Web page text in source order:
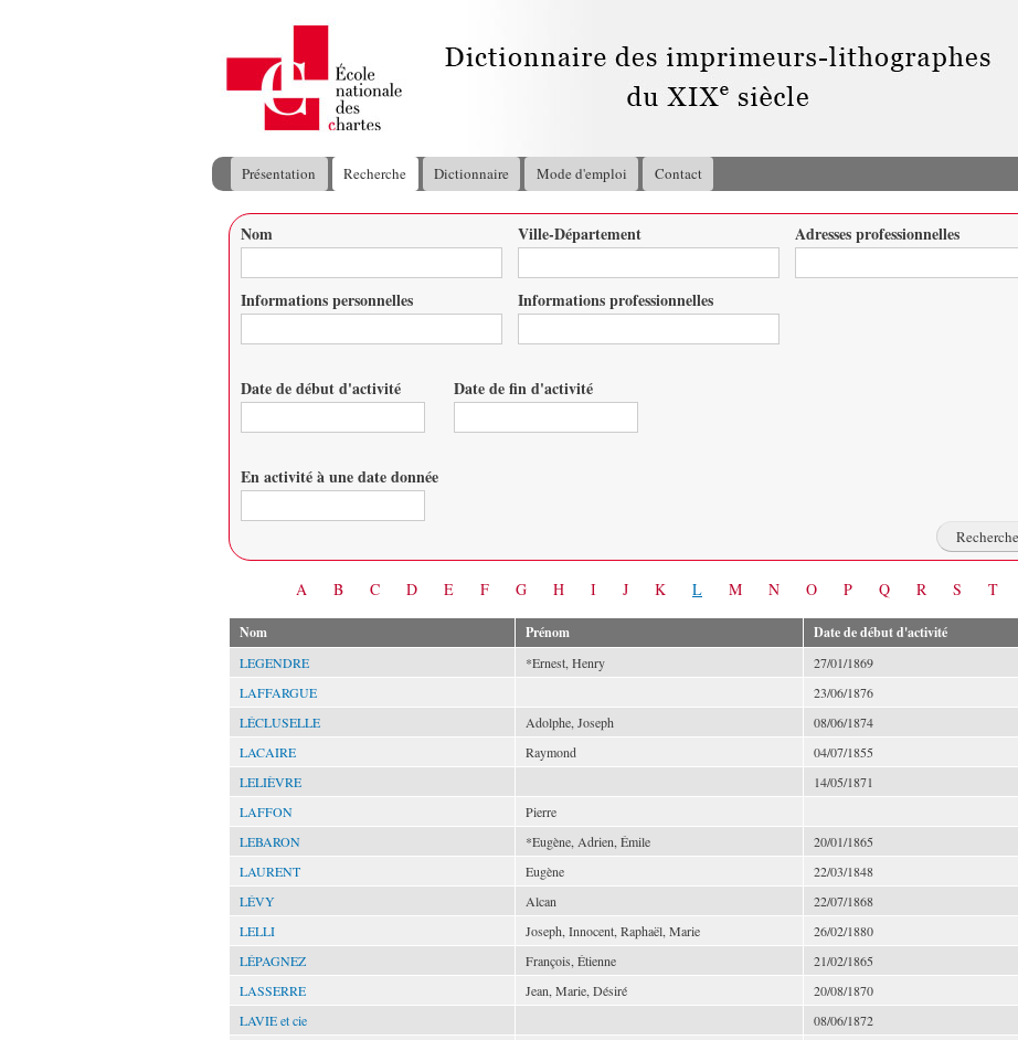
principal
Menu principal
Présentation Recherche Dictionnaire Mode d'emploi Contact
Vous êtes ici
Nom Ville-Département Adresses professionnelles
Informations personnelles Informations professionnelles
Date de début d'activité Date de fin d'activité
En activité à une date donnée
A B C D E F G H I J K L M N O P Q R S T
Nom Prénom Date de début d'activité
LEGENDRE *Ernest, Henry
27/01/1869
LAFFARGUE
23/06/1876
LÉCLUSELLE
Adolphe, Joseph
08/06/1874
LACAIRE
Raymond
04/07/1855
LELIÈVRE
14/05/1871
LAFFON
Pierre
LEBARON
*Eugène, Adrien, Émile
20/01/1865
LAURENT
Eugène
22/03/1848
LÉVY
Alcan
22/07/1868
LELLI
Joseph, Innocent, Raphaël, Marie
26/02/1880
LÉPAGNEZ
François, Étienne
21/02/1865
LASSERRE
Jean, Marie, Désiré
20/08/1870
LAVIE et cie
08/06/1872